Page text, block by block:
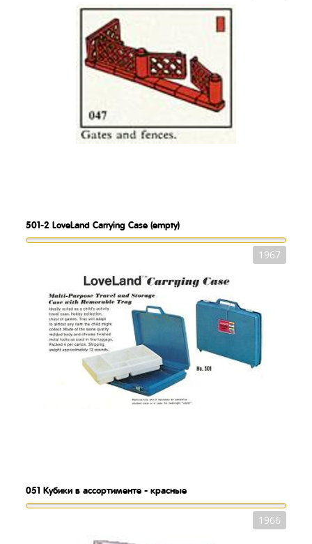
501-2 LoveLand Carrying Case (empty)
1967
051 Кубики в ассортименте - красные
1966